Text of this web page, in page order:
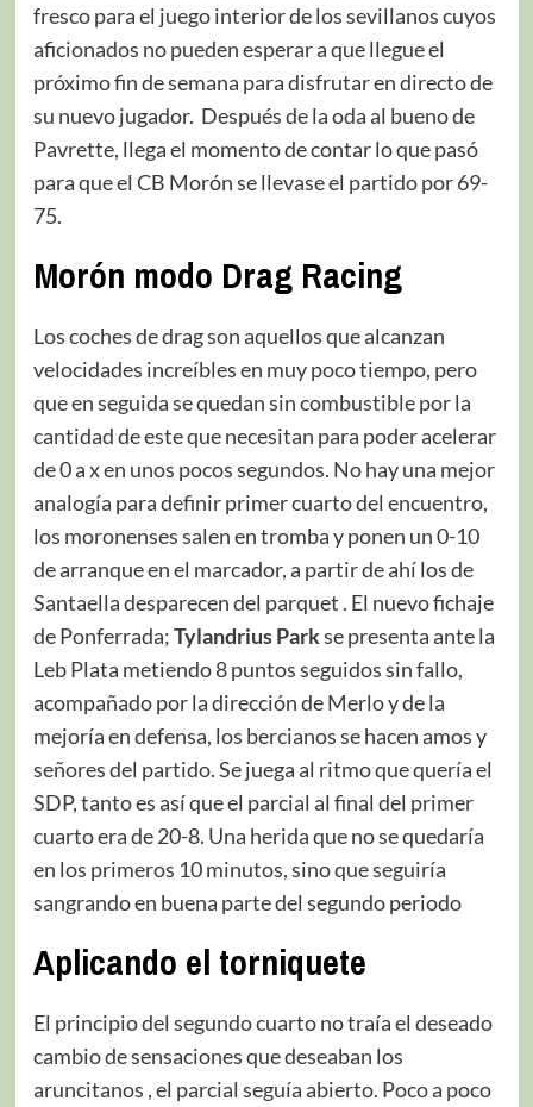
fresco para el juego interior de los sevillanos cuyos
aficionados no pueden esperar a que llegue el
próximo fin de semana para disfrutar en directo de
su nuevo jugador. Después de la oda al bueno de
Pavrette, llega el momento de contar lo que pasó
para que el CB Morón se llevase el partido por 69-
75.
Morón modo Drag Racing
Los coches de drag son aquellos que alcanzan
velocidades increíbles en muy poco tiempo, pero
que en seguida se quedan sin combustible por la
cantidad de este que necesitan para poder acelerar
de 0 a x en unos pocos segundos. No hay una mejor
analogía para definir primer cuarto del encuentro,
los moronenses salen en tromba y ponen un 0-10
de arranque en el marcador, a partir de ahí los de
Santaella desparecen del parquet . El nuevo fichaje
de Ponferrada;Tylandrius Parkse presenta ante la
Leb Plata metiendo 8 puntos seguidos sin fallo,
acompañado por la dirección de Merlo y de la
mejoría en defensa, los bercianos se hacen amos y
señores del partido. Se juega al ritmo que quería el
SDP, tanto es así que el parcial al final del primer
cuarto era de 20-8. Una herida que no se quedaría
en los primeros 10 minutos, sino que seguiría
sangrando en buena parte del segundo periodo
Aplicando el torniquete
El principio del segundo cuarto no traía el deseado
cambio de sensaciones que deseaban los
aruncitanos , el parcial seguía abierto. Poco a poco